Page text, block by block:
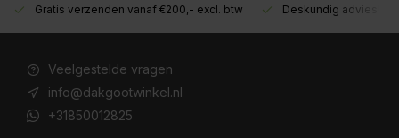
Gratis verzenden vanaf €200,- excl. btw Deskundig advies!
Veelgestelde vragen
info@dakgootwinkel.nl
+31850012825